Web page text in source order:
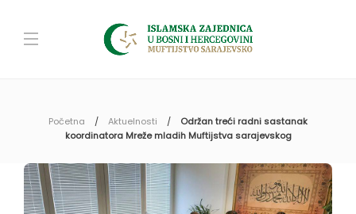
Početna Aktuelnosti
Održan treći radni sastanak
koordinatora Mreže mladih Muftijstva sarajevskog